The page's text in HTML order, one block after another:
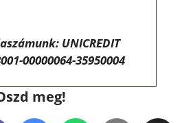
UNICREDIT
00000064-35950004
meg!